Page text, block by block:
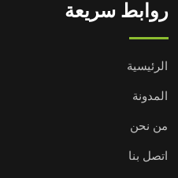
روابط سريعة
الرئيسية
المدونة
من نحن
اتصل بنا